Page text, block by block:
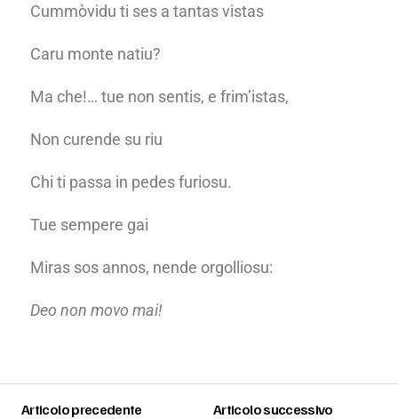
Cummòvidu ti ses a tantas vistas
Caru monte natiu?
Ma che!… tue non sentis, e frim’istas,
Non curende su riu
Chi ti passa in pedes furiosu.
Tue sempere gai
Miras sos annos, nende orgolliosu:
Deo non movo mai!
Articolo precedente
Articolo successivo